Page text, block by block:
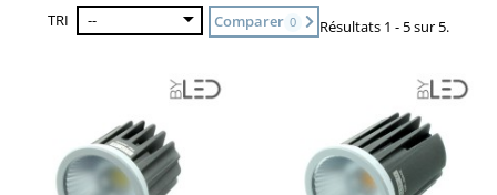
Résultats 1 - 5 sur 5.
TRI -- Comparer 0